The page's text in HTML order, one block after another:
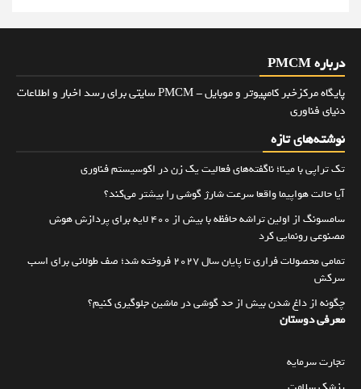
درباره PMCM
پایگاه مرکزخبر کامپیوتر و موبایل - PMCM سایتی برای رسد اخبار و اطلاعات
دنیای فناوری
نوشته‌های تازه
تک تراپی با مینا؛ ناگفته‌های فعالیت یک زن در اکوسیستم فناوری
آیا حالت هواپیما واقعا سرعت شارژ گوشی را بیشتر می‌کند؟
سامسونگ از اولین تراشه حافظه با بیش از ۴۰۰ لایه برای پردازش هوش
مصنوعی رونمایی کرد
تمامی محصولات فراری تا پایان سال ۲۰۲۷ فروخته شد؛ صف طولانی برای اسب
سرکش
چگونه از داغ شدن بیش از حد گوشی در ماشین جلوگیری کنیم؟
معرفی دوستان
تجارت سرمایه